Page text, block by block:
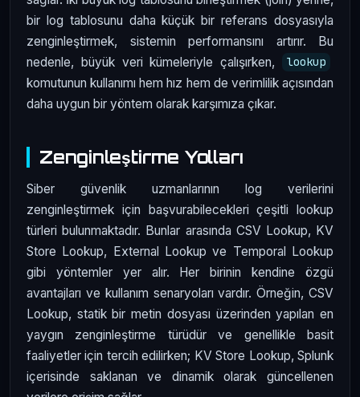
bir log tablosunu daha küçük bir referans dosyasıyla
zenginleştirmek, sistemin performansını artırır. Bu
nedenle, büyük veri kümeleriyle çalışırken,
lookup
komutunun kullanımı hem hız hem de verimlilik açısından
daha uygun bir yöntem olarak karşımıza çıkar.
Zenginleştirme Yolları
Siber güvenlik uzmanlarının log verilerini
zenginleştirmek için başvurabilecekleri çeşitli lookup
türleri bulunmaktadır. Bunlar arasında CSV Lookup, KV
Store Lookup, External Lookup ve Temporal Lookup
gibi yöntemler yer alır. Her birinin kendine özgü
avantajları ve kullanım senaryoları vardır. Örneğin, CSV
Lookup, statik bir metin dosyası üzerinden yapılan en
yaygın zenginleştirme türüdür ve genellikle basit
faaliyetler için tercih edilirken; KV Store Lookup, Splunk
içerisinde saklanan ve dinamik olarak güncellenen